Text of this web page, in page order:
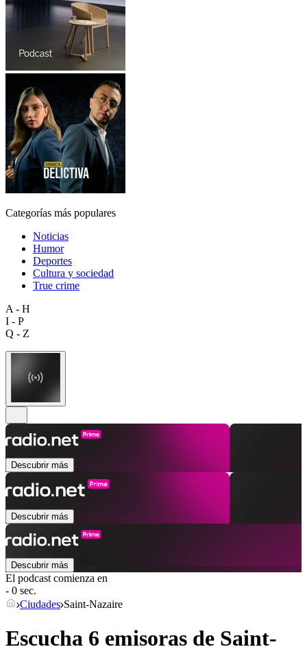
Categorías más populares
Noticias
Humor
Deportes
Cultura y sociedad
True crime
A - H
I - P
Q - Z
Descubrir más
Descubrir más
Descubrir más
El podcast comienza en
- 0 sec.
Ciudades Saint-Nazaire
Escucha 6 emisoras de Saint-